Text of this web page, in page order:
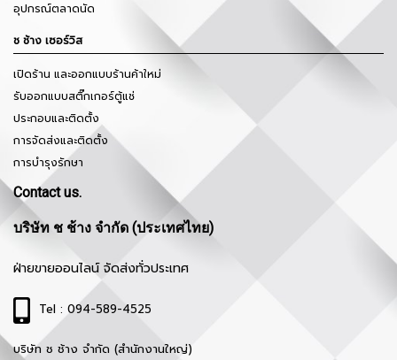
อุปกรณ์ตลาดนัด
ช ช้าง เซอร์วิส
เปิดร้าน และออกแบบร้านค้าใหม่
รับออกแบบสติ๊กเกอร์ตู้แช่
ประกอบและติดตั้ง
การจัดส่งและติดตั้ง
การบำรุงรักษา
Contact us.
บริษัท ช ช้าง จำกัด (ประเทศไทย)
ฝ่ายขายออนไลน์ จัดส่งทั่วประเทศ
Tel : 094-589-4525
บริษัท ช ช้าง จำกัด (สำนักงานใหญ่)